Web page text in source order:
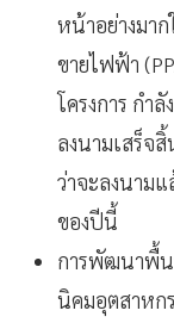
หน้าอย่างมา
ขายไฟฟ้า
โครงการ กำ
ลงนามเสร็จ
ว่าจะลงนาม
ของปีนี้
การพัฒนาพื้น
นิคมอุตสาหก